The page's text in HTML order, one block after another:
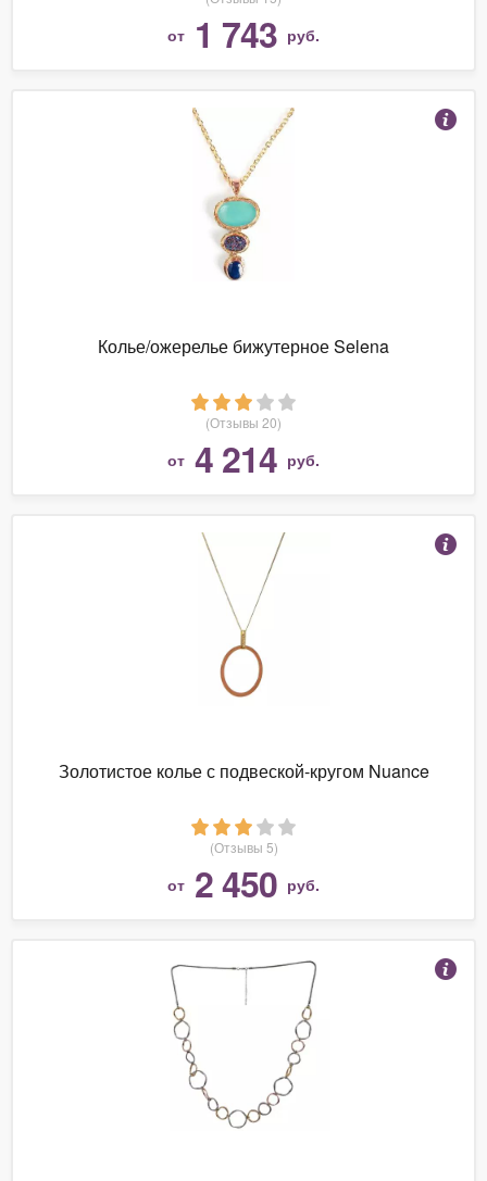
от 1 743 руб.
Колье/ожерелье бижутерное Selena
(Отзывы 20)
от 4 214 руб.
Золотистое колье с подвеской-кругом Nuance
(Отзывы 5)
от 2 450 руб.